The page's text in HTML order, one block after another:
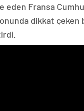
eden Fransa
dikkat çeken